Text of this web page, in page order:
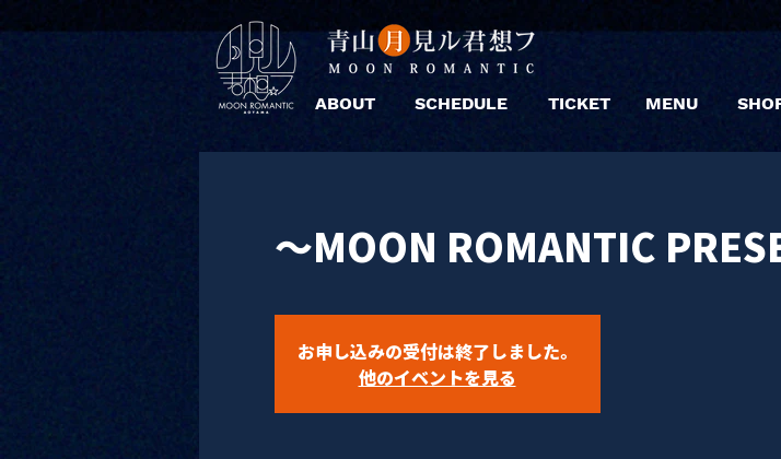
ABOUT SCHEDULE TICKET MENU
～MOON ROMANTIC
お申し込みの受付は終了しました。
他のイベントを見る